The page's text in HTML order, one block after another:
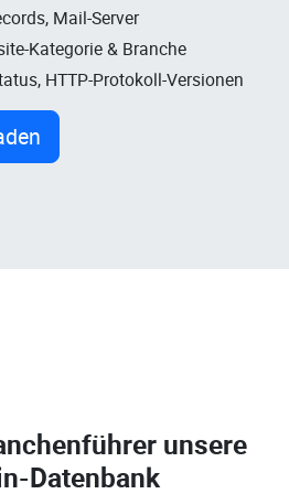
Mail-Server
Kategorie & Branche
HTTP-Protokoll-Versionen
unsere
Datenbank